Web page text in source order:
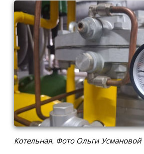
Котельная. Фото Ольги Усмановой